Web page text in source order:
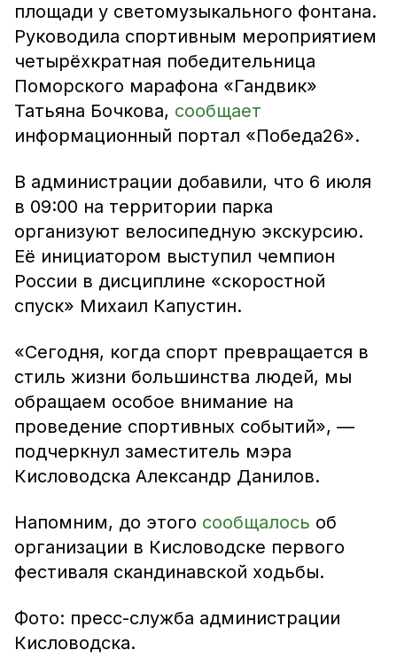
площади у светомузыкального фонтана.
Руководила спортивным мероприятием
четырёхкратная победительница
Поморского марафона «Гандвик»
Татьяна Бочкова, сообщает
информационный портал «Победа26».
В администрации добавили, что 6 июля
в 09:00 на территории парка
организуют велосипедную экскурсию.
Её инициатором выступил чемпион
России в дисциплине «скоростной
спуск» Михаил Капустин.
«Сегодня, когда спорт превращается в
стиль жизни большинства людей, мы
обращаем особое внимание на
проведение спортивных событий», —
подчеркнул заместитель мэра
Кисловодска Александр Данилов.
Напомним, до этого сообщалось об
организации в Кисловодске первого
фестиваля скандинавской ходьбы.
Фото: пресс-служба администрации
Кисловодска.